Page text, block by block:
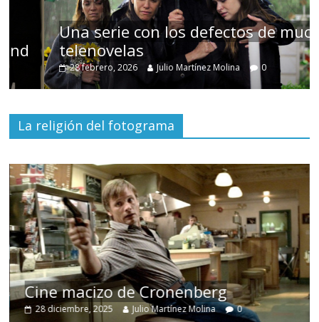
Una serie con los defectos de muchas
telenovelas
28 febrero, 2026 Julio Martínez Molina 0
La religión del fotograma
Cine macizo de Cronenberg
28 diciembre, 2025 Julio Martínez Molina 0